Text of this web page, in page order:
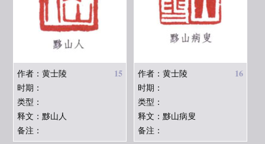
15
作者：黄士陵
时期：
类型：
释文：黟山人
备注：
16
作者：黄士陵
时期：
类型：
释文：黟山病叟
备注：